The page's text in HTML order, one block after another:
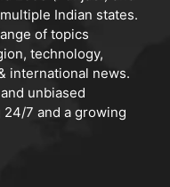
Indian states.
of topics
technology,
international news.
unbiased
7 and a growing